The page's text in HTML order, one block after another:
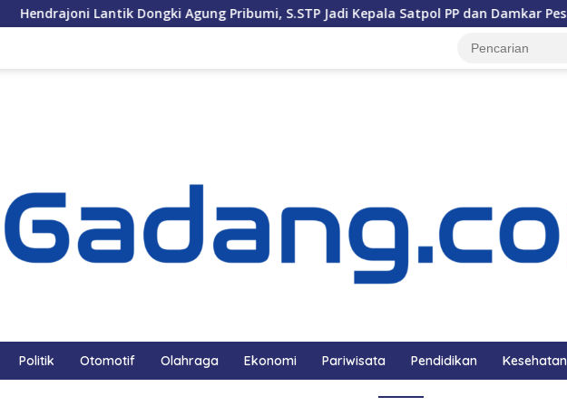
Lantik Dongki Agung Pribumi, S.STP Jadi Kepala Satpol PP dan Damkar Pesisir Selatan
Politik Otomotif Olahraga Ekonomi Pariwisata Pendidikan Kesehatan